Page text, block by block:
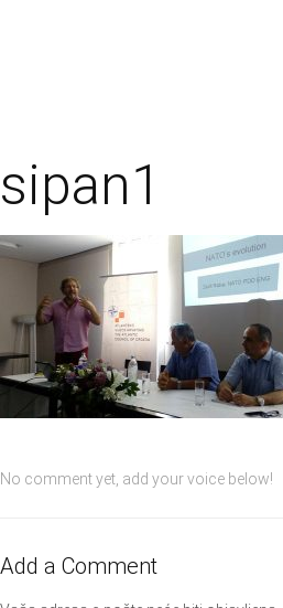
sipan1
No comment yet, add your voice below!
Add a Comment